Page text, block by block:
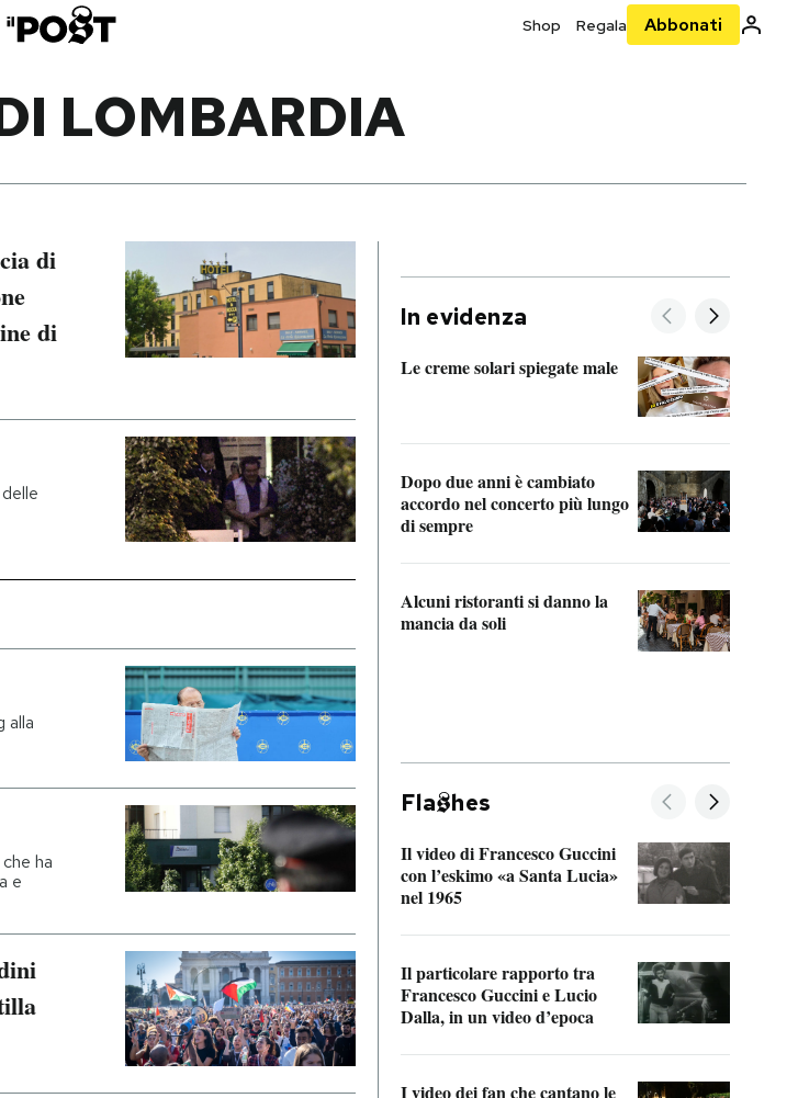
Shop Regala Abbonati
LOMBARDIA
di
di
alla
ha
e
In evidenza
Le creme solari spiegate male
Dopo due anni è cambiato
accordo nel concerto più lungo
di sempre
Alcuni ristoranti si danno la
mancia da soli
Fla hes
Il video di Francesco Guccini
con l’eskimo «a Santa Lucia»
nel 1965
Il particolare rapporto tra
Francesco Guccini e Lucio
Dalla, in un video d’epoca
I video dei fan che cantano le